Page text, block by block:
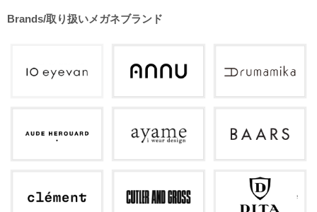
Brands/取り扱いメガネブランド